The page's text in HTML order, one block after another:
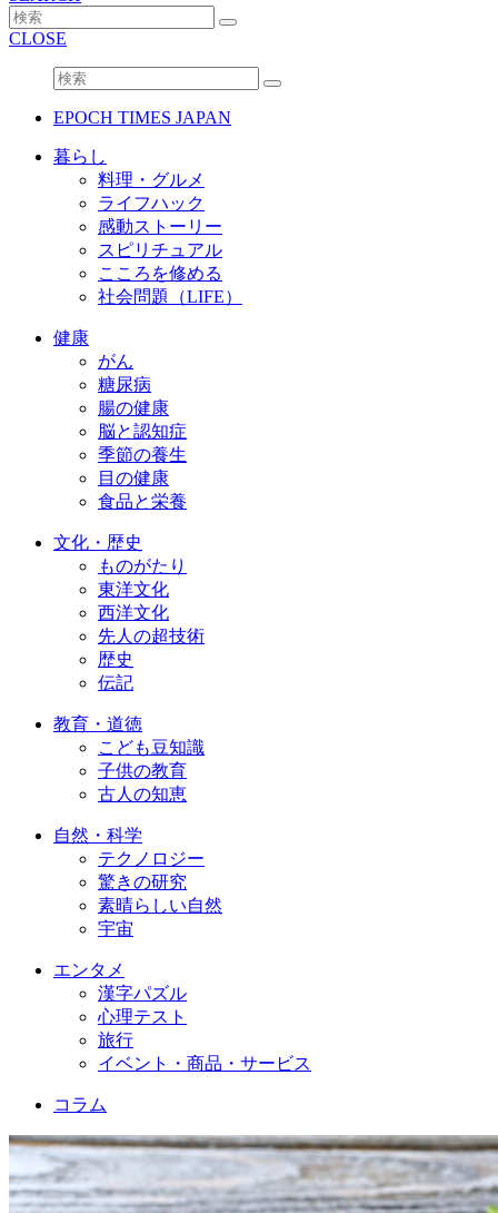
CLOSE
EPOCH TIMES JAPAN
暮らし
料理・グルメ
ライフハック
感動ストーリー
スピリチュアル
こころを修める
社会問題（LIFE）
健康
がん
糖尿病
腸の健康
脳と認知症
季節の養生
目の健康
食品と栄養
文化・歴史
ものがたり
東洋文化
西洋文化
先人の超技術
歴史
伝記
教育・道徳
こども豆知識
子供の教育
古人の知恵
自然・科学
テクノロジー
驚きの研究
素晴らしい自然
宇宙
エンタメ
漢字パズル
心理テスト
旅行
イベント・商品・サービス
コラム